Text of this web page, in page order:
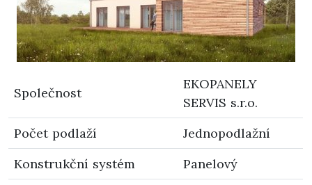
Společnost
EKOPANELY
SERVIS s.r.o.
Počet podlaží
Jednopodlažní
Konstrukční systém
Panelový